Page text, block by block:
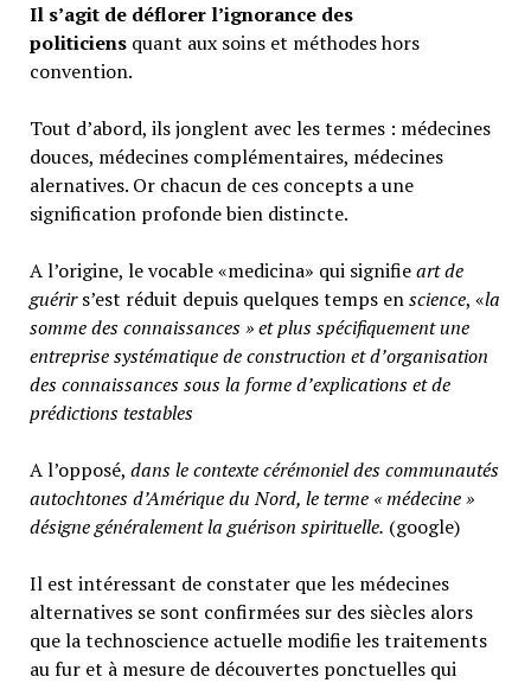
Il s’agit de déflorer l’ignorance des
politiciensquant aux soins et méthodes hors
convention.
Tout d’abord, ils jonglent avec les termes : médecines
douces, médecines complémentaires, médecines
alernatives. Or chacun de ces concepts a une
signification profonde bien distincte.
A l’origine, le vocable «medicina» qui signifieart de
guérirs’est réduit depuis quelques temps enscience, «la
somme des connaissances » et plus spécifiquement une
entreprise systématique de construction et d’organisation
des connaissances sous la forme d’explications et de
prédictions testables
A l’opposé, dans le contexte cérémoniel des communautés
autochtones d’Amérique du Nord, le terme « médecine »
désigne généralementla guérison spirituelle. (google)
Il est intéressant de constater que les médecines
alternatives se sont confirmées sur des siècles alors
que la technoscience actuelle modifie les traitements
au fur et à mesure de découvertes ponctuelles qui